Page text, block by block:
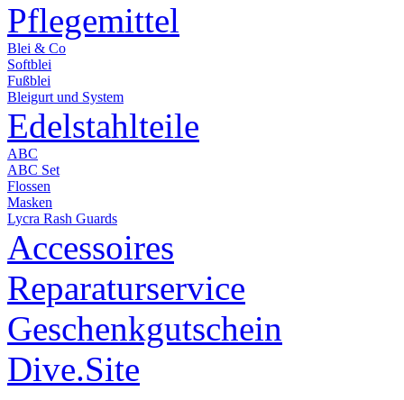
Pflegemittel
Blei & Co
Softblei
Fußblei
Bleigurt und System
Edelstahlteile
ABC
ABC Set
Flossen
Masken
Lycra Rash Guards
Accessoires
Reparaturservice
Geschenkgutschein
Dive.Site